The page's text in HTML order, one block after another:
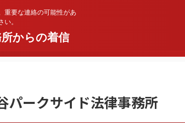
重要な連絡の可能性があ
。
からの着信
ークサイド法律事務所